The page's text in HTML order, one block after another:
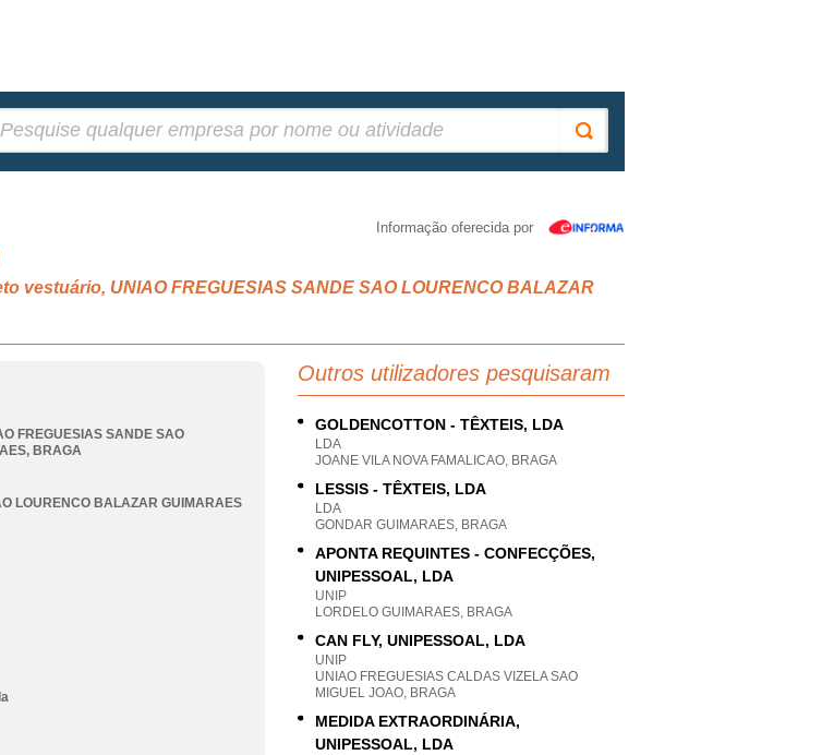
Informação oferecida por
vestuário, UNIAO FREGUESIAS SANDE SAO LOURENCO BALAZAR
FREGUESIAS SANDE SAO
, BRAGA
LOURENCO BALAZAR GUIMARAES
Outros utilizadores pesquisaram
GOLDENCOTTON - TÊXTEIS, LDA
LDA
JOANE VILA NOVA FAMALICAO, BRAGA
LESSIS - TÊXTEIS, LDA
LDA
GONDAR GUIMARAES, BRAGA
APONTA REQUINTES - CONFECÇÕES,
UNIPESSOAL, LDA
UNIP
LORDELO GUIMARAES, BRAGA
CAN FLY, UNIPESSOAL, LDA
UNIP
UNIAO FREGUESIAS CALDAS VIZELA SAO
MIGUEL JOAO, BRAGA
MEDIDA EXTRAORDINÁRIA,
UNIPESSOAL, LDA